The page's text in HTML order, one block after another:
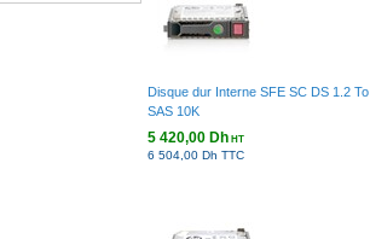
Disque dur Interne SFE SC DS 1.2 To
SAS 10K
5 420,00 DhHT
6 504,00 Dh TTC